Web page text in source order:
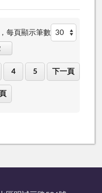
每頁顯示筆數
4 5 下一頁